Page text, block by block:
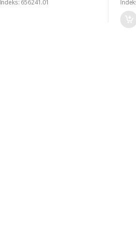
Indeks: 656241.01